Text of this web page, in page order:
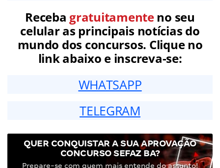
Receba gratuitamenteno seu
celular as principais notícias do
mundo dos concursos. Clique no
link abaixo e inscreva-se:
WHATSAPP
TELEGRAM
QUER CONQUISTAR A SUA APROVAÇÃO
CONCURSO SEFAZ BA?
Prepare-se com quem mais entende do assunto!